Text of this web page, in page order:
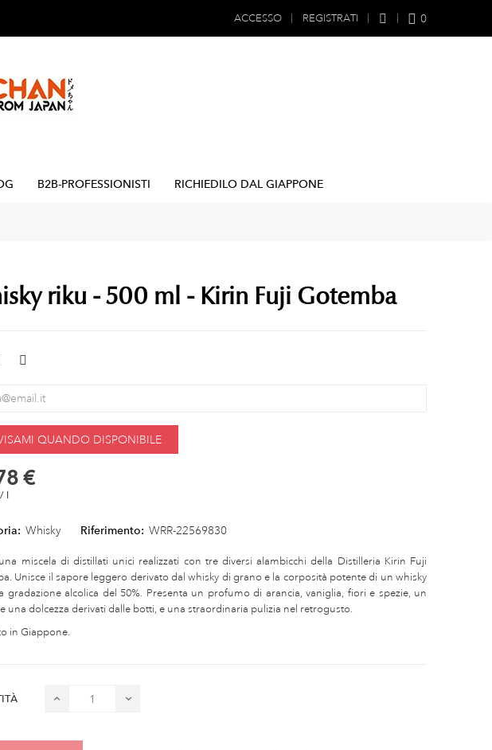
ACCESSO REGISTRATI 0
B2B-PROFESSIONISTI RICHIEDILO DAL GIAPPONE
riku - 500 ml - Kirin Fuji Gotemba
QUANDO DISPONIBILE
€
l
Whisky Riferimento: WRR-22569830
miscela di distillati unici realizzati con tre diversi alambicchi della Distilleria Kirin Fuji
Unisce il sapore leggero derivato dal whisky di grano e la corposità potente di un whisky
gradazione alcolica del 50%. Presenta un profumo di arancia, vaniglia, fiori e spezie, un
una dolcezza derivati dalle botti, e una straordinaria pulizia nel retrogusto.
in Giappone.